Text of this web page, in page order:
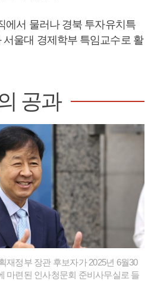
에서 물러나 경북 투자유치특
울대 경제학부 특임교수로 활
공과
재정부 장관 후보자가 2025년 6월30
마련된 인사청문회 준비사무실로 들